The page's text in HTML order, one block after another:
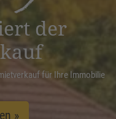
der
für Ihre Immobilie
»